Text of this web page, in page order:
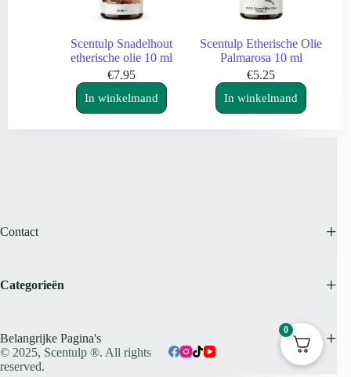
Scentulp Snadelhout
etherische olie 10 ml
€7.95
In winkelmand
Scentulp Etherische Olie
Palmarosa 10 ml
€5.25
In winkelmand
Contact
Categorieën
Belangrijke Pagina's
© 2025, Scentulp ®. All rights
reserved.
0